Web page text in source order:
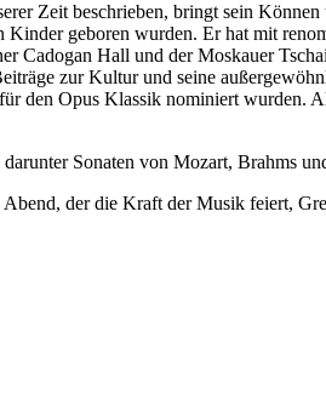
Zeit beschrieben, bringt sein
Kinder geboren wurden. Er hat mit
Cadogan Hall und der Moskauer
zur Kultur und seine
den Opus Klassik nominiert wurden.
Sonaten von Mozart, Brahms
der die Kraft der Musik feiert,